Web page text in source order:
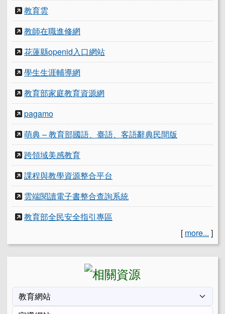
教育雲
教師在職進修網
花蓮縣openid入口網站
學生生涯輔導網
教育部家庭教育資源網
pagamo
萌典 – 教育部國語、臺語、客語辭典民間版
跨領域美感教育
課程與教學資源整合平台
雲端閱讀電子書整合查詢系統
教育部全民安全指引專區
[ more... ]